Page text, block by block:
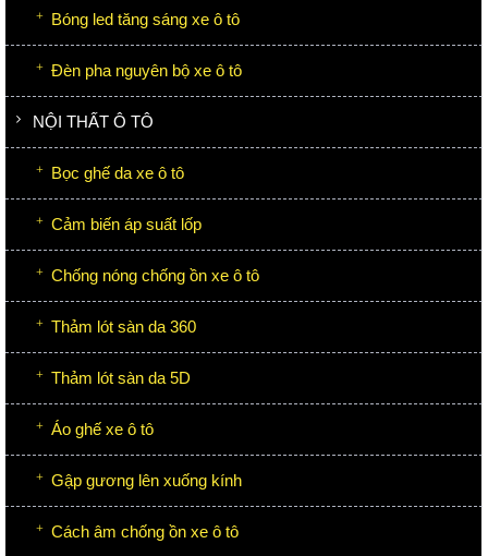
Bóng led tăng sáng xe ô tô
Đèn pha nguyên bộ xe ô tô
NỘI THẤT Ô TÔ
Bọc ghế da xe ô tô
Cảm biến áp suất lốp
Chống nóng chống ồn xe ô tô
Thảm lót sàn da 360
Thảm lót sàn da 5D
Áo ghế xe ô tô
Gập gương lên xuống kính
Cách âm chống ồn xe ô tô